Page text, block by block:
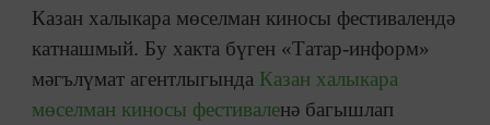
Казан халыкара мөселман киносы фестивалендә
катнашмый. Бу хакта бүген «Татар-информ»
мәгълүмат агентлыгында Казан халыкара
мөселман киносы фестиваленә багышлап